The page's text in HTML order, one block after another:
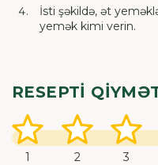
İsti şəkildə, ət
yemək kimi verin.
RESEPTI
1 2 3